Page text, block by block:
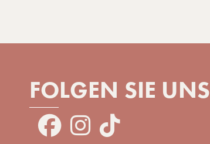
FOLGEN SIE UNS